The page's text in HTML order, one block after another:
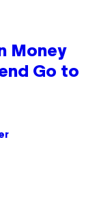
Money
Go to